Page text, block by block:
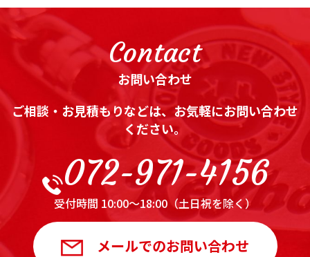
Contact
お問い合わせ
ご相談・お見積もりなどは、お気軽にお問い合わせ
ください。
072-971-4156
受付時間 10:00～18:00（土日祝を除く）
メールでのお問い合わせ